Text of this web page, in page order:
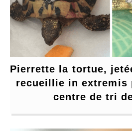
Pierrette la tortue,
recueillie in extremis
centre de tri